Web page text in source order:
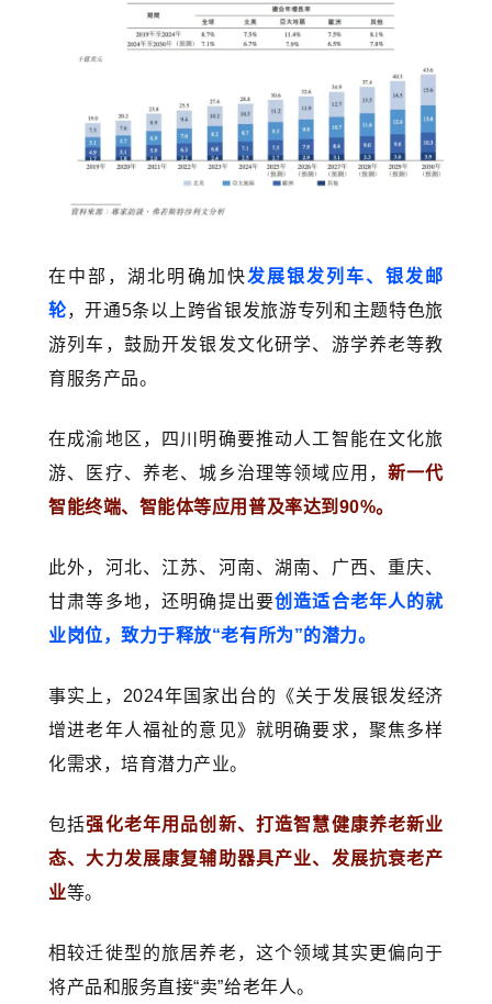
在中部，湖北明确加快发展银发列车、银发邮
轮，开通5条以上跨省银发旅游专列和主题特色旅
游列车，鼓励开发银发文化研学、游学养老等教
育服务产品。
在成渝地区，四川明确要推动人工智能在文化旅
游、医疗、养老、城乡治理等领域应用，新一代
智能终端、智能体等应用普及率达到90%。
此外，河北、江苏、河南、湖南、广西、重庆、
甘肃等多地，还明确提出要创造适合老年人的就
业岗位，致力于释放“老有所为”的潜力。
事实上，2024年国家出台的《关于发展银发经济
增进老年人福祉的意见》就明确要求， 聚焦多样
化需求，培育潜力产业。
包括强化老年用品创新、打造智慧健康养老新业
态、大力发展康复辅助器具产业、发展抗衰老产
业等。
相较迁徙型的旅居养老，这个领域其实更偏向于
将产品和服务直接“卖”给老年人。